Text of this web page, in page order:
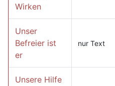
Wirken
Unser
Befreier ist
er
nur Text
Unsere Hilfe